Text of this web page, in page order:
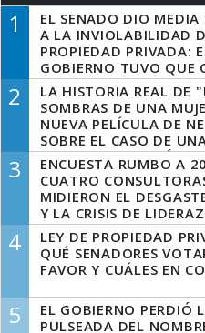
1
EL SENADO DIO MEDIA
A LA INVIOLABILIDAD
PROPIEDAD PRIVADA:
GOBIERNO TUVO QUE
LA LEY DEL MANEJO
2
LA HISTORIA REAL DE
SOMBRAS DE UNA
NUEVA PELÍCULA DE
SOBRE EL CASO DE
QUE DESCUARTIZÓ A
MARIDO
3
ENCUESTA RUMBO A
CUATRO
MIDIERON EL
Y LA CRISIS DE
PERONISMO
4
LEY DE PROPIEDAD
QUÉ SENADORES
FAVOR Y CUÁLES EN
5
EL GOBIERNO PERDIÓ
PULSEADA DEL